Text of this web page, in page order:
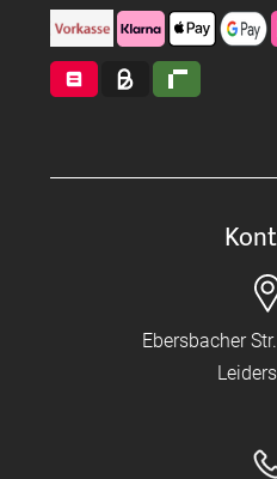
Ebersbacher